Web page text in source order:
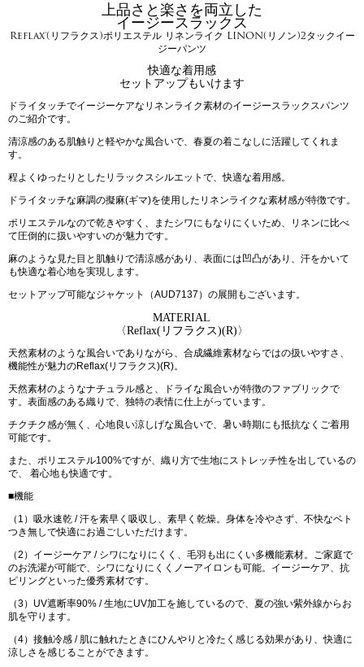
上品さと楽さを両立した
イージースラックス
Reflax®(リフラクス)ポリエステル リネンライク LINON(リノン)2タックイー
ジーパンツ
快適な着用感
セットアップもいけます
ドライタッチでイージーケアなリネンライク素材のイージースラックスパンツ
のご紹介です。
清涼感のある肌触りと軽やかな風合いで、春夏の着こなしに活躍してくれま
す。
程よくゆったりとしたリラックスシルエットで、快適な着用感。
ドライタッチな麻調の擬麻(ギマ)を使用したリネンライクな素材感が特徴です。
ポリエステルなので乾きやすく、またシワにもなりにくいため、リネンに比べ
て圧倒的に扱いやすいのが魅力です。
麻のような見た目と肌触りで清涼感があり、表面には凹凸があり、汗をかいて
も快適な着心地を実現します。
セットアップ可能なジャケット（AUD7137）の展開もございます。
MATERIAL
〈Reflax(リフラクス)(R)〉
天然素材のような風合いでありながら、合成繊維素材ならではの扱いやすさ、
機能性が魅力のReflax(リフラクス)(R)。
天然素材のようなナチュラル感と、ドライな風合いが特徴のファブリックで
す。表面感のある織りで、独特の表情に仕上がっています。
チクチク感が無く、心地良い涼しげな風合いで、暑い時期にも抵抗なくご着用
可能です。
また、ポリエステル100%ですが、織り方で生地にストレッチ性を出しているの
で、 着心地も快適です。
■機能
（1）吸水速乾 / 汗を素早く吸収し、素早く乾燥。身体を冷やさず、不快なベト
つき無しで快適にお過ごしいただけます。
（2）イージーケア / シワになりにくく、毛羽も出にくい多機能素材。ご家庭で
のお洗濯が可能で、シワになりにくくノーアイロンも可能。イージーケア、抗
ピリングといった優秀素材です。
（3）UV遮断率90% / 生地にUV加工を施しているので、夏の強い紫外線からお
肌を守ります。
（4）接触冷感 / 肌に触れたときにひんやりと冷たく感じる効果があり、快適に
涼しさを感じることができます。